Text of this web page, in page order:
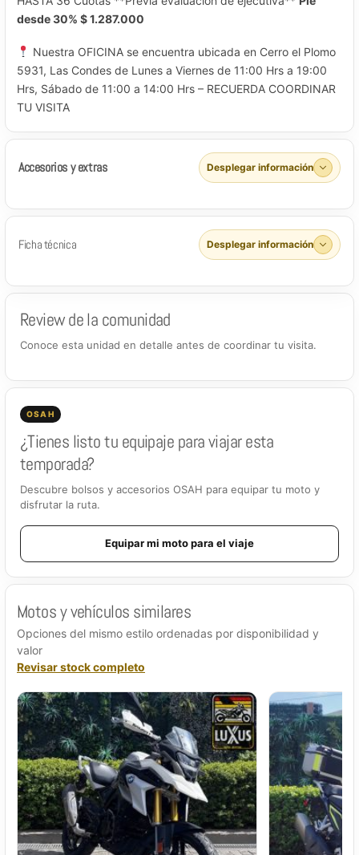
desde 30% $ 1.287.000
Nuestra OFICINA se encuentra ubicada en Cerro el Plomo
5931, Las Condes de Lunes a Viernes de 11:00 Hrs a 19:00
Hrs, Sábado de 11:00 a 14:00 Hrs – RECUERDA COORDINAR
TU VISITA
Accesorios y extras Desplegar información
Ficha técnica Desplegar información
Review de la comunidad
Conoce esta unidad en detalle antes de coordinar tu visita.
OSAH
¿Tienes listo tu equipaje para viajar esta
temporada?
Descubre bolsos y accesorios OSAH para equipar tu moto y
disfrutar la ruta.
Equipar mi moto para el viaje
Motos y vehículos similares
Opciones del mismo estilo ordenadas por disponibilidad y
valor
Revisar stock completo